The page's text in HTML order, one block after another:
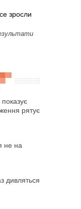
зросли
рятує
не на
дивляться